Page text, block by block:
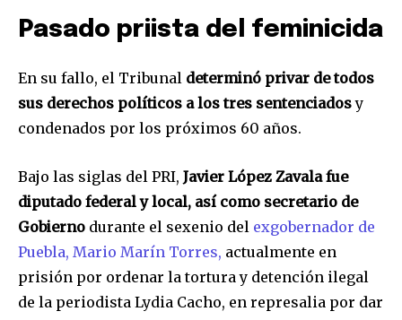
Pasado priista del feminicida
En su fallo, el Tribunal determinó privar de todos
sus derechos políticos a los tres sentenciadosy
condenados por los próximos 60 años.
Bajo las siglas del PRI, Javier López Zavala fue
diputado federal y local, así como secretario de
Gobierno durante el sexenio del exgobernador de
Puebla, Mario Marín Torres, actualmente en
prisión por ordenar la tortura y detención ilegal
de la periodista Lydia Cacho, en represalia por dar